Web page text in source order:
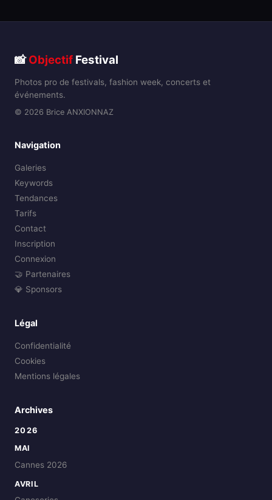
📸Objectif Festival
Photos pro de festivals, fashion week, concerts et
événements.
© 2026 Brice ANXIONNAZ
Navigation
Galeries
Keywords
Tendances
Tarifs
Contact
Inscription
Connexion
🤝 Partenaires
💎 Sponsors
Légal
Confidentialité
Cookies
Mentions légales
Archives
2026
MAI
Cannes 2026
AVRIL